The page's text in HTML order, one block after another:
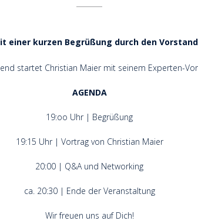
einer kurzen Begrüßung durch den Vorstand
startet Christian Maier mit seinem Experten-
AGENDA
19:oo Uhr | Begrüßung
19:15 Uhr | Vortrag von Christian Maier
20:00 | Q&A und Networking
ca. 20:30 | Ende der Veranstaltung
Wir freuen uns auf Dich!